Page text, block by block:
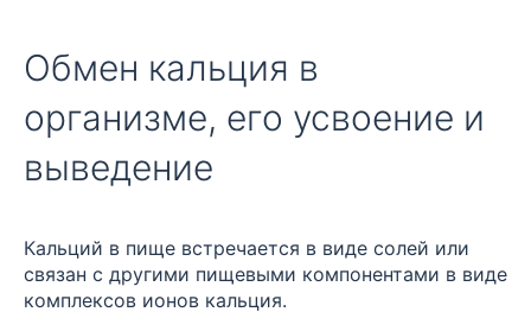
Обмен кальция в
организме, его усвоение и
выведение
Кальций в пище встречается в виде солей или
связан с другими пищевыми компонентами в виде
комплексов ионов кальция.